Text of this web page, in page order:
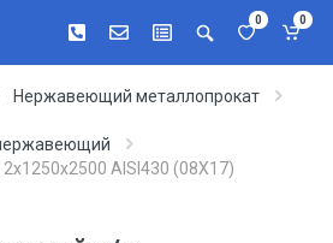
0 0
Нержавеющий металлопрокат
AISI430 (08Х17)